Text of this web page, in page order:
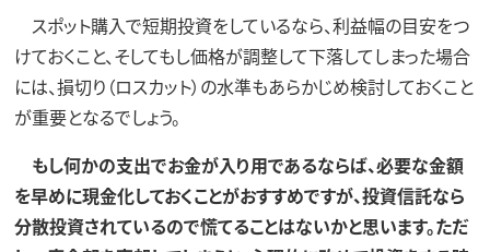
スポット購入で短期投資をしているなら、利益幅の目安をつ
けておくこと、そしてもし価格が調整して下落してしまった場合
には、損切り（ロスカット）の水準もあらかじめ検討しておくこと
が重要となるでしょう。
もし何かの支出でお金が入り用であるならば、必要な金額
を早めに現金化しておくことがおすすめですが、投資信託なら
分散投資されているので慌てることはないかと思います。ただ